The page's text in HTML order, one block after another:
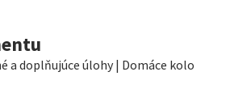
a doplňujúce úlohy | Domáce kolo